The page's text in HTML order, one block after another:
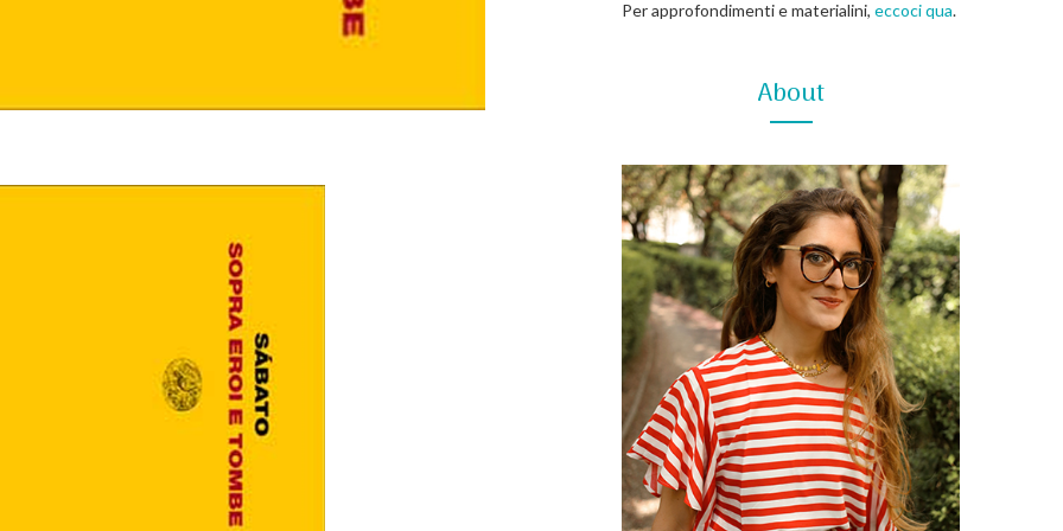
Per approfondimenti e materialini, eccoci qua.
About